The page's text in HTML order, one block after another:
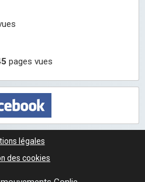
pages vues
légales
des cookies